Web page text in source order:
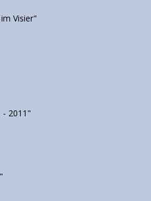
Visier"
- 2011"